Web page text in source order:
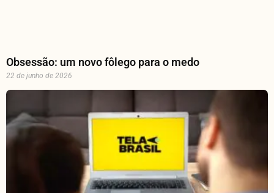
Obsessão: um novo fôlego para o medo
22 de junho de 2026